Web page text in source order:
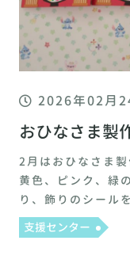
2026年02月
おひなさま製
2月はおひなさま
黄色、ピンク、緑
り、飾りのシール
支援センター